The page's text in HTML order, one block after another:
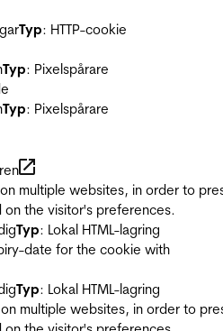
Typ: HTTP-cookie
Typ: Pixelspårare
Typ: Pixelspårare
multiple websites, in order to
the visitor's preferences.
Typ: Lokal HTML-lagring
date for the cookie with
Typ: Lokal HTML-lagring
multiple websites, in order to